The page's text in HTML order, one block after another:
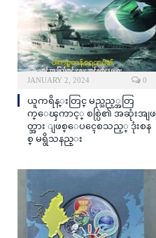
JANUARY 2, 2024 0
ယူကရိန္းတြင္ မည္သည့္အတြ
က္ေၾကာင့္ စစ္ပြဲ၏ အဆုံးအျဖ
တ္အား ျဖစ္ေပၚေစသည့္ ဒုံးစန
စ္ မရွိသနည္း